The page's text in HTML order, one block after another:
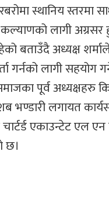
स्थानिय स्तरमा
लागी अग्रसर
बताउँदै अध्यक्ष
गर्नको लागी सहयोग
पूर्व अध्यक्षहरु
भण्डारी लगायत
एकाउन्टेट एल
छ।